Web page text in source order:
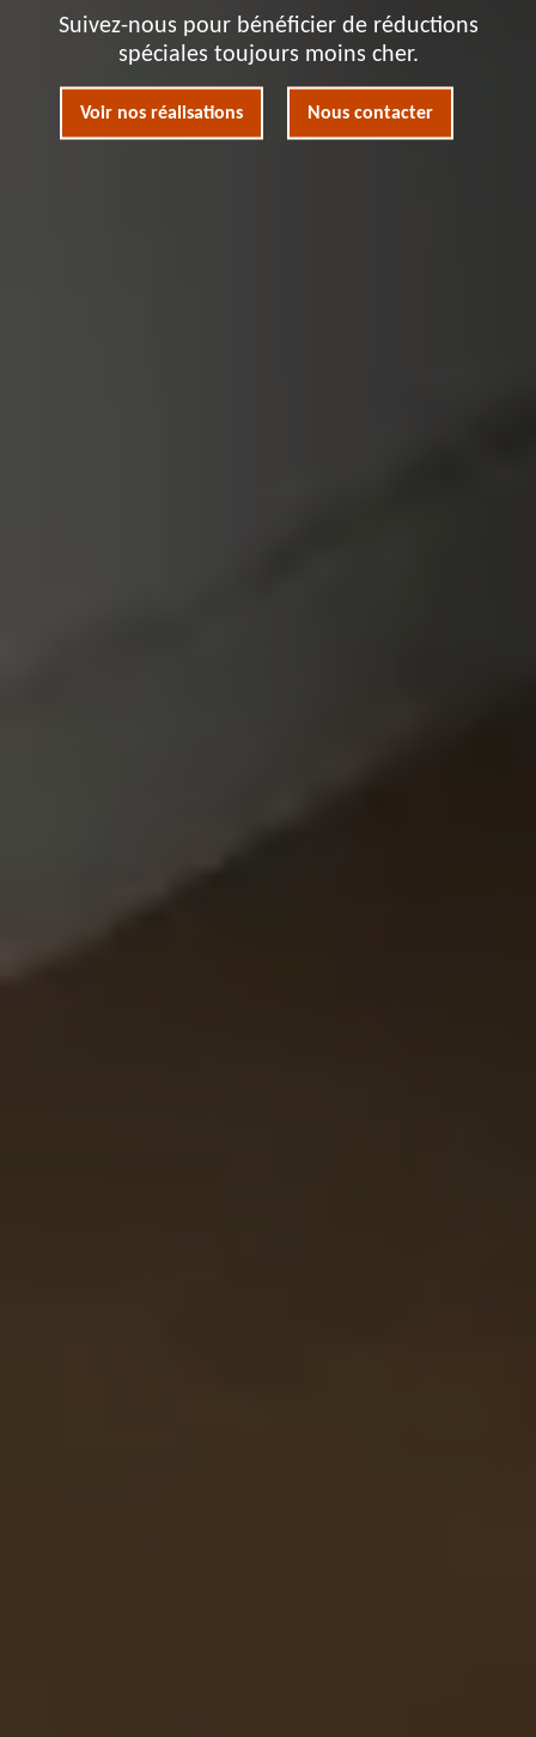
Suivez-nous pour bénéficier de réductions
spéciales toujours moins cher.
Voir nos réalisations Nous contacter